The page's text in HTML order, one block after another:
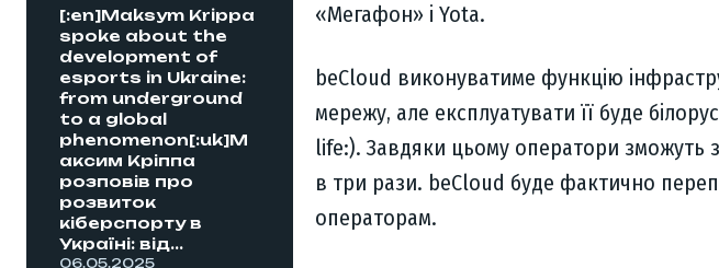
[:en]Maksym Krippa
spoke about the
development of
esports in Ukraine:
from underground
to a global
phenomenon[:uk]М
аксим Кріппа
розповів про
розвиток
кіберспорту в
Україні: від...
06.05.2025
«Мегафон» і Yota.
beCloud виконуватиме функцію
мережу, але експлуатувати її буде
life:). Завдяки цьому оператори зможуть
в три рази. beCloud буде фактично
операторам.